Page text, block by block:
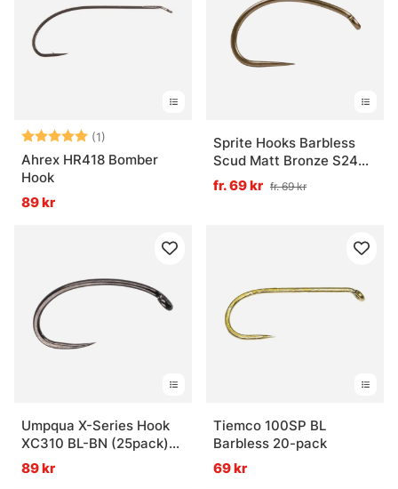
Betyg: (1)
5.0 utav 5 stjärnor
Ahrex HR418 Bomber
Hook
89 kr
Sprite Hooks Barbless
Scud Matt Bronze S2499
25-pack
fr. 69 kr fr. 69 kr
Umpqua X-Series Hook
XC310 BL-BN (25pack)
Curve
89 kr
Tiemco 100SP BL
Barbless 20-pack
69 kr